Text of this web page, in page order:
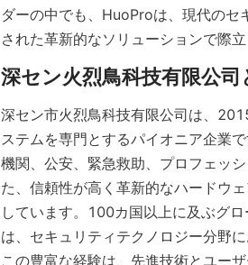
ダーの中でも、HuoProは、現代の
された革新的なソリューションで際立
深セン市火烈鳥科技有限公司は、
ステムを専門とするパイオニア企業
機関、公安、緊急救助、プロフェッ
た、信頼性が高く革新的なハードウ
しています。100カ国以上に及ぶグ
は、セキュリティテクノロジー分野
この豊富な経験は、先進技術とユー